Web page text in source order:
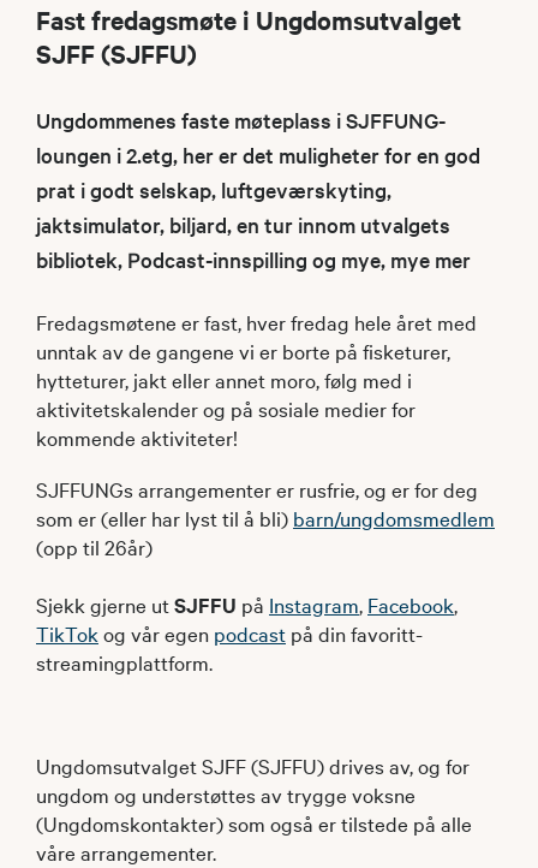
Fast fredagsmøte i Ungdomsutvalget
SJFF (SJFFU)
Ungdommenes faste møteplass i SJFFUNG-
loungen i 2.etg, her er det muligheter for en god
prat i godt selskap, luftgeværskyting,
jaktsimulator, biljard, en tur innom utvalgets
bibliotek, Podcast-innspilling og mye, mye mer
Fredagsmøtene er fast, hver fredag hele året med
unntak av de gangene vi er borte på fisketurer,
hytteturer, jakt eller annet moro, følg med i
aktivitetskalender og på sosiale medier for
kommende aktiviteter!
SJFFUNGs arrangementer er rusfrie, og er for deg
som er (eller har lyst til å bli) barn/ungdomsmedlem
(opp til 26år)
Sjekk gjerne utSJFFU på Instagram, Facebook,
TikTok og vår egen podcast på din favoritt-
streamingplattform.
Ungdomsutvalget SJFF (SJFFU) drives av, og for
ungdom og understøttes av trygge voksne
(Ungdomskontakter) som også er tilstede på alle
våre arrangementer.